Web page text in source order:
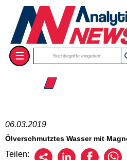
☰
☰ 2019
06.03.2019
Ölverschmutztes Wasser mit
Teilen: